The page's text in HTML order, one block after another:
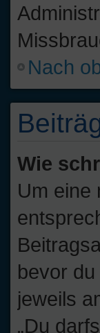
Nach
Wie
Um eine
bevor
jeweils
„Du